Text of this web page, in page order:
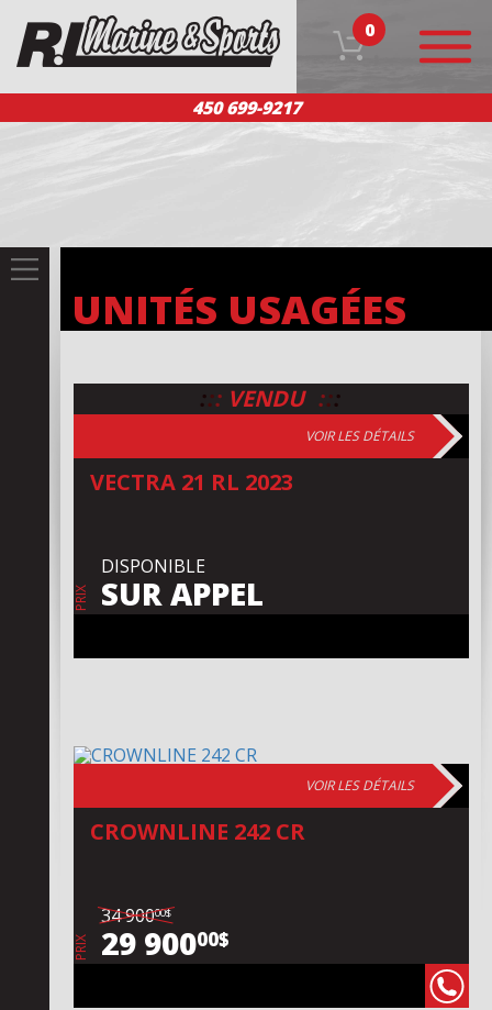
450 699-9217
ACCUEIL
NOS PRODUITS
0
UNITÉS USAGÉES
::: VENDU :::
VOIR LES DÉTAILS
VECTRA 21 RL 2023
PRIX
DISPONIBLE
SUR APPEL
VOIR LES DÉTAILS
CROWNLINE 242 CR
PRIX
34 90000$
29 90000$